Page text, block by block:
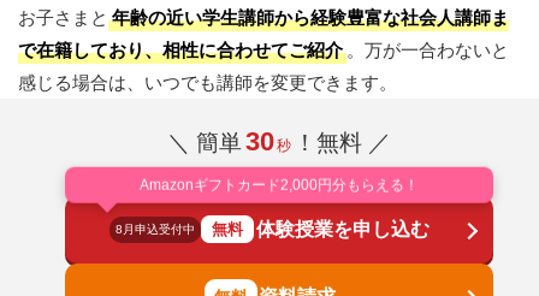
お子さまと 年齢の近い学生講師から経験豊富な社会人講師ま
で在籍しており、相性に合わせてご紹介 。万が一合わないと
感じる場合は、いつでも講師を変更できます。
＼ 簡単30秒 ！無料 ／
Amazonギフトカード2,000円分もらえる！
8月申込受付中 無料 体験授業を申し込む